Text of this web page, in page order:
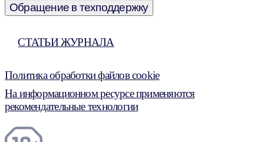
Обращение в техподдержку
СТАТЬИ ЖУРНАЛА
Политика обработки файлов cookie
На информационном ресурсе применяются
рекомендательные технологии